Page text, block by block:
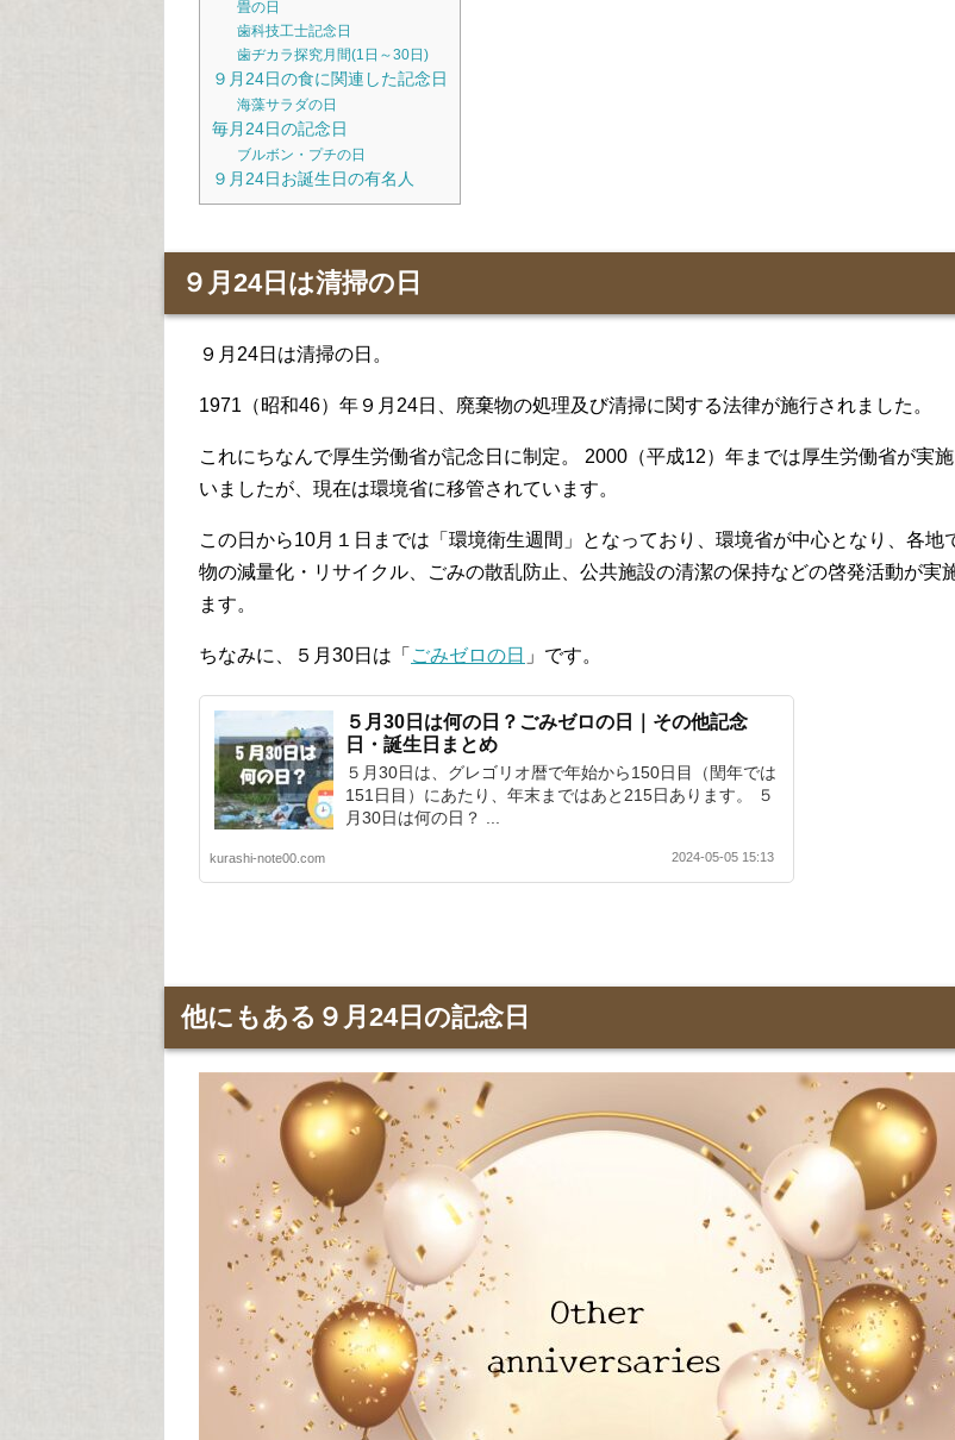
畳の日
歯科技工士記念日
歯ヂカラ探究月間(1日～30日)
９月24日の食に関連した記念日
海藻サラダの日
毎月24日の記念日
ブルボン・プチの日
９月24日お誕生日の有名人
９月24日は清掃の日
９月24日は清掃の日。
1971（昭和46）年９月24日、廃棄物の処理及び清掃に関する法律が施行されました。
これにちなんで厚生労働省が記念日に制定。 2000（平成12）年までは厚生労働省が実
いましたが、現在は環境省に移管されています。
この日から10月１日までは「環境衛生週間」となっており、環境省が中心となり、各地
物の減量化・リサイクル、ごみの散乱防止、公共施設の清潔の保持などの啓発活動が実
ます。
ちなみに、５月30日は「 ごみゼロの日 」です。
５月30日は何の日？ごみゼロの日｜その他記念
日・誕生日まとめ
５月30日は、グレゴリオ暦で年始から150日目（閏年では
151日目）にあたり、年末まではあと215日あります。 ５
月30日は何の日？ ...
kurashi-note00.com 2024-05-05 15:13
他にもある９月24日の記念日